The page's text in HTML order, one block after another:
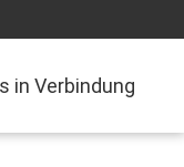
in Verbindung